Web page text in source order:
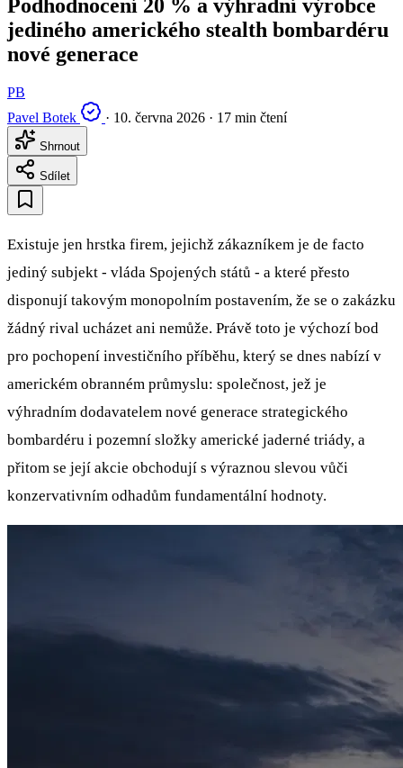
Podhodnocení 20 % a výhradní výrobce
jediného amerického stealth bombardéru
nové generace
PB
Pavel Botek
· 10. června 2026 · 17 min čtení
Shrnout
Sdílet
Existuje jen hrstka firem, jejichž zákazníkem je de facto
jediný subjekt - vláda Spojených států - a které přesto
disponují takovým monopolním postavením, že se o zakázku
žádný rival ucházet ani nemůže. Právě toto je výchozí bod
pro pochopení investičního příběhu, který se dnes nabízí v
americkém obranném průmyslu: společnost, jež je
výhradním dodavatelem nové generace strategického
bombardéru i pozemní složky americké jaderné triády, a
přitom se její akcie obchodují s výraznou slevou vůči
konzervativním odhadům fundamentální hodnoty.